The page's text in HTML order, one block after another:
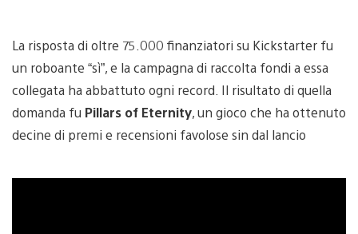
La risposta di oltre 75.000 finanziatori su Kickstarter fu
un roboante “sì”, e la campagna di raccolta fondi a essa
collegata ha abbattuto ogni record. Il risultato di quella
domanda fu Pillars of Eternity, un gioco che ha ottenuto
decine di premi e recensioni favolose sin dal lancio